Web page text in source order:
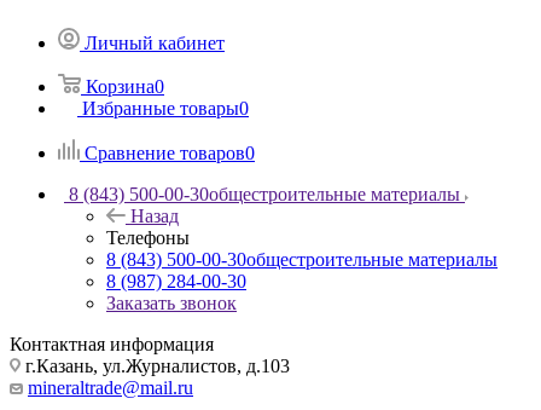
Личный кабинет
Корзина0
Избранные товары0
Сравнение товаров0
8 (843) 500-00-30общестроительные материалы
Назад
Телефоны
8 (843) 500-00-30общестроительные материалы
8 (987) 284-00-30
Заказать звонок
Контактная информация
г.Казань, ул.Журналистов, д.103
mineraltrade@mail.ru